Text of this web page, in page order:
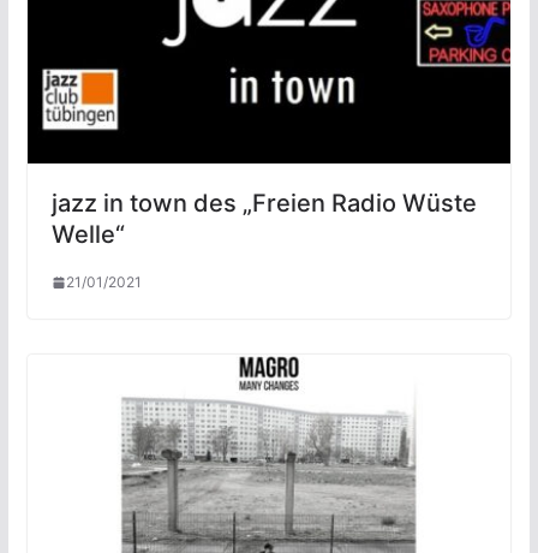
jazz in town des „Freien Radio Wüste
Welle“
21/01/2021